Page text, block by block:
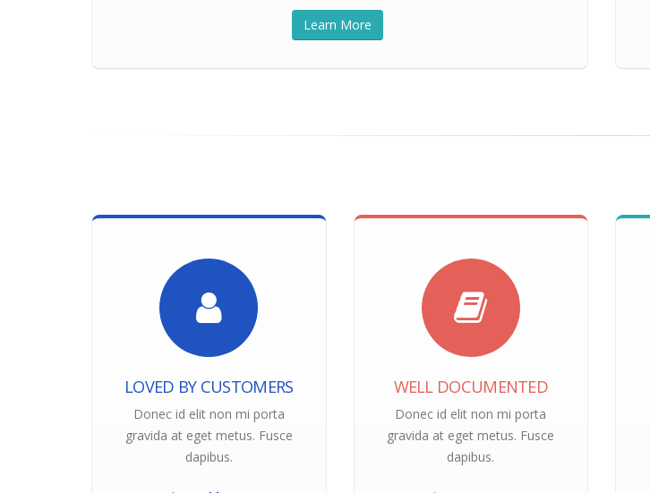
Learn More
LOVED BY CUSTOMERS
Donec id elit non mi porta
gravida at eget metus. Fusce
dapibus.
WELL DOCUMENTED
Donec id elit non mi porta
gravida at eget metus. Fusce
dapibus.